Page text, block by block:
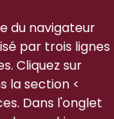
du navigateur
par trois lignes
Cliquez sur
la section <
Dans l'onglet